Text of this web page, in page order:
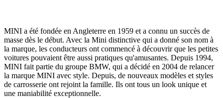
MINI a été fondée en Angleterre en 1959 et a connu un succès de
masse dès le début. Avec la Mini distinctive qui a donné son nom à
la marque, les conducteurs ont commencé à découvrir que les petites
voitures pouvaient être aussi pratiques qu'amusantes. Depuis 1994,
MINI fait partie du groupe BMW, qui a décidé en 2004 de relancer
la marque MINI avec style. Depuis, de nouveaux modèles et styles
de carrosserie ont rejoint la famille. Ils ont tous un look unique et
une maniabilité exceptionnelle.